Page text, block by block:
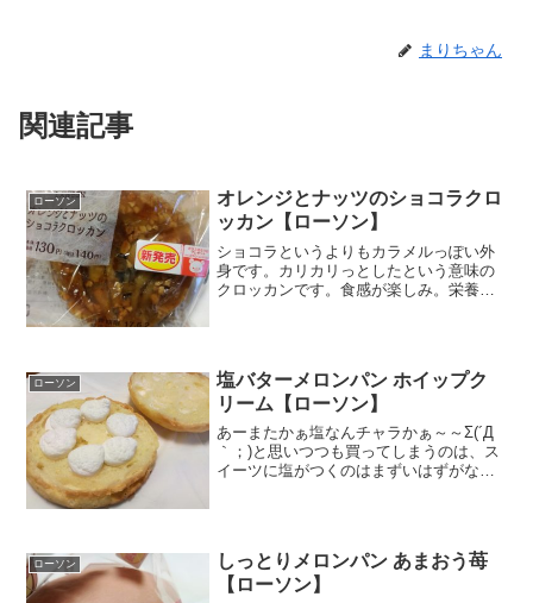
まりちゃん
関連記事
ローソン
オレンジとナッツのショコラクロ
ッカン【ローソン】
ショコラというよりもカラメルっぽい外
身です。カリカリっとしたという意味の
クロッカンです。食感が楽しみ。栄養成
ローソン
塩バターメロンパン ホイップク
リーム【ローソン】
あーまたかぁ塩なんチャラかぁ～～Σ(´Д
｀；)と思いつつも買ってしまうのは、ス
イーツに塩がつくのはまずいはずがない
ローソン
しっとりメロンパン あまおう苺
【ローソン】